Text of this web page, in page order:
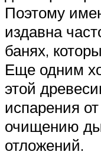
Поэтому
издавна
банях,
Еще одним
этой
испарения
очищению
отложений.